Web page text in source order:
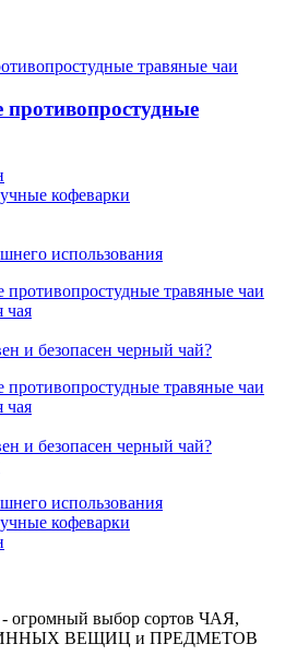
кофеварки
использования
травяные чаи
чая
и безопасен черный чай?
травяные чаи
чая
и безопасен черный чай?
использования
кофеварки
огромный выбор сортов ЧАЯ,
ВЕЩИЦ и ПРЕДМЕТОВ